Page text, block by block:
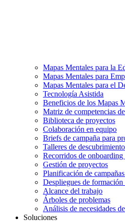
Mapas Mentales para la
Mapas Mentales para
Mapas Mentales para el
Tecnología Asistida
Beneficios de los Mapas
Matriz de competencias
Biblioteca de proyectos
Colaboración en equipo
Briefs de campaña para
Talleres de
Recorridos de
Gestión de proyectos
Planificación de
Despliegues de formación
Alcance del trabajo
Árboles de problemas
Análisis de necesidades
Soluciones